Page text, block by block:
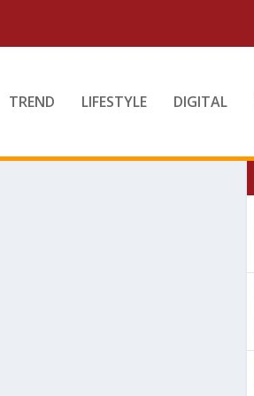
TREND LIFESTYLE DIGITAL